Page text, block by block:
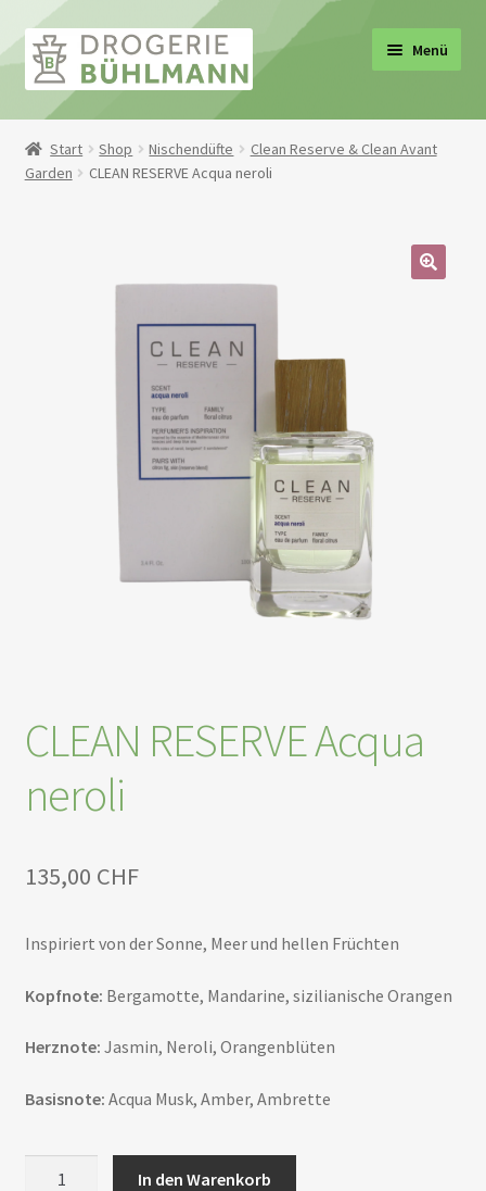
Zur
Navigation
springen
Zum
Inhalt
springen
Menü
Start Shop Nischendüfte
Clean Reserve & Clean Avant
Garden
CLEAN RESERVE Acqua neroli
CLEAN RESERVE Acqua
neroli
135,00 CHF
Inspiriert von der Sonne, Meer und hellen Früchten
Kopfnote: Bergamotte, Mandarine, sizilianische Orangen
Herznote: Jasmin, Neroli, Orangenblüten
Basisnote: Acqua Musk, Amber, Ambrette
In den Warenkorb